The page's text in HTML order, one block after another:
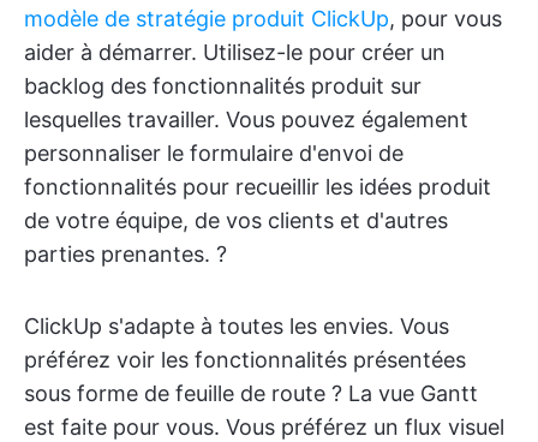
modèle de stratégie produit ClickUp, pour vous
aider à démarrer. Utilisez-le pour créer un
backlog des fonctionnalités produit sur
lesquelles travailler. Vous pouvez également
personnaliser le formulaire d'envoi de
fonctionnalités pour recueillir les idées produit
de votre équipe, de vos clients et d'autres
parties prenantes. ?
ClickUp s'adapte à toutes les envies. Vous
préférez voir les fonctionnalités présentées
sous forme de feuille de route ? La vue Gantt
est faite pour vous. Vous préférez un flux visuel